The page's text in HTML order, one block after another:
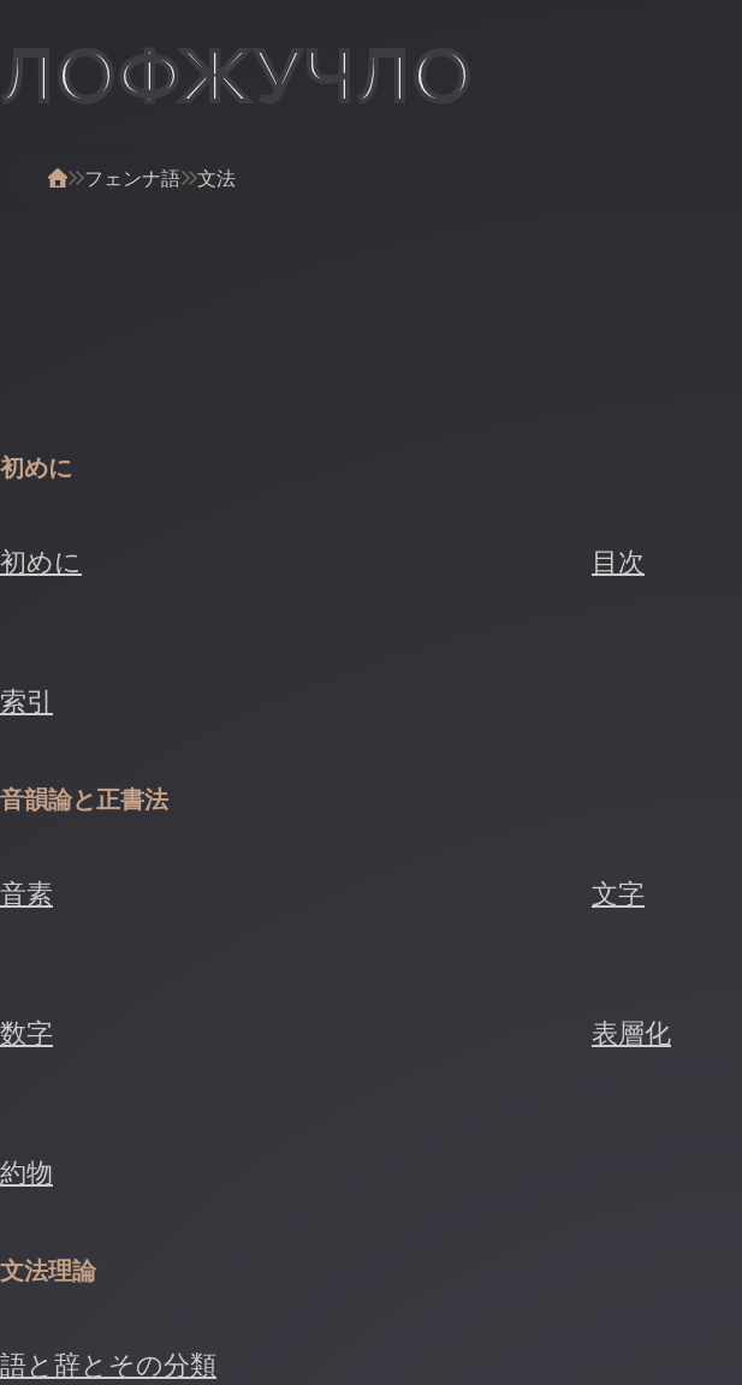
ЛОФЖУЧЛО
フェンナ語 文法
初めに
初めに 目次
索引
音韻論と正書法
音素 文字
数字 表層化
約物
文法理論
語と辞とその分類